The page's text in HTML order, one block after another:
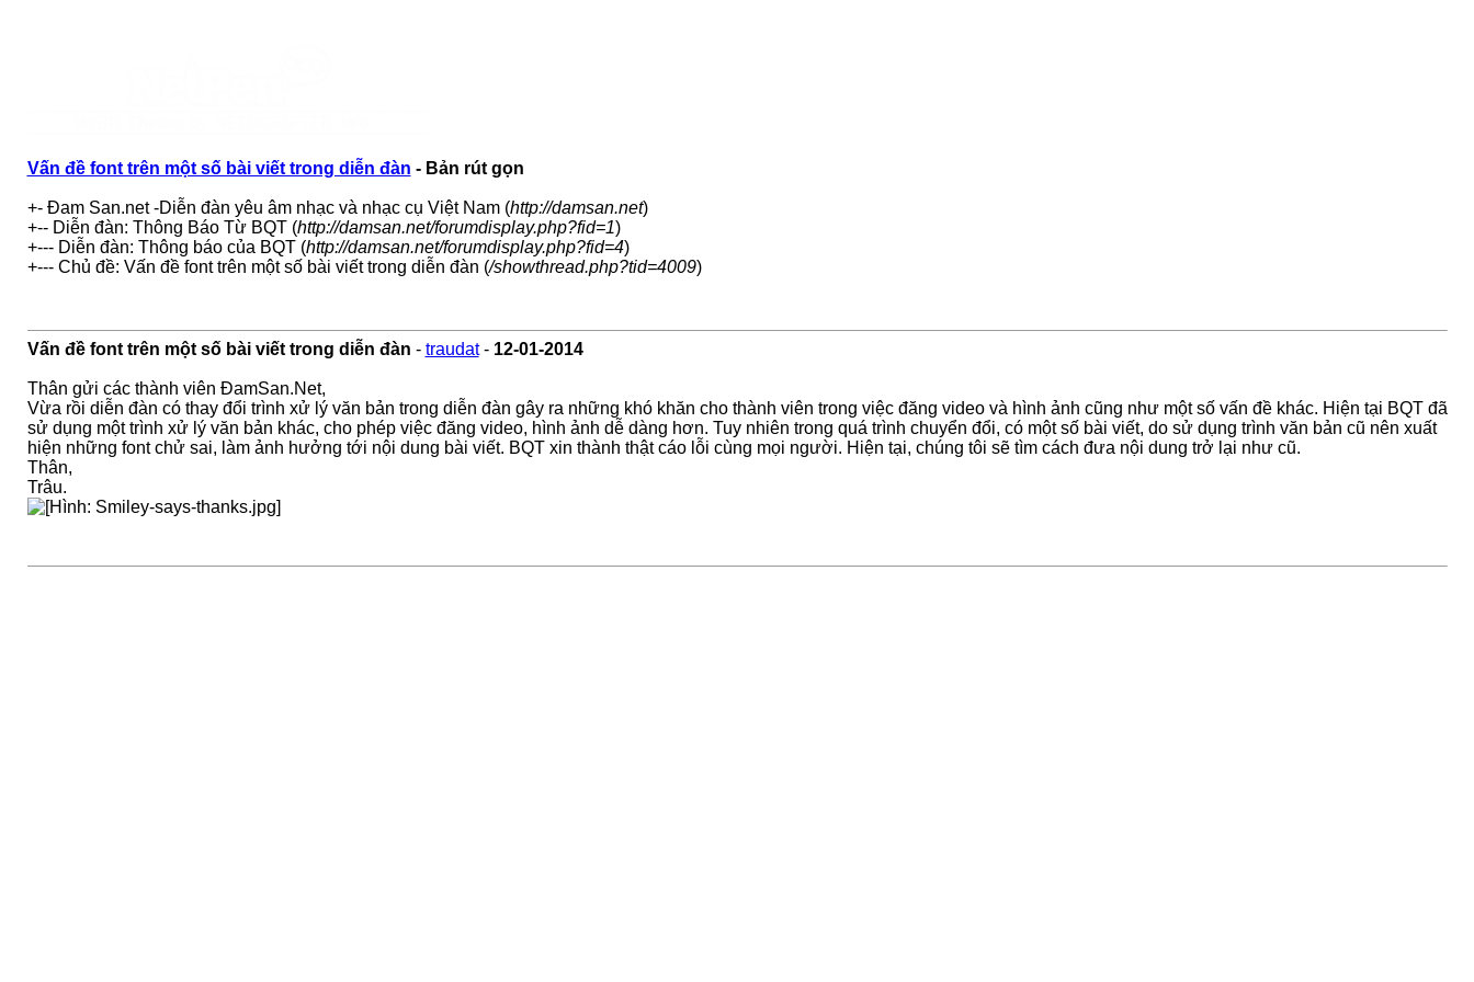
Vấn đề font trên một số bài viết trong diễn đàn - Bản rút gọn
+- Đam San.net -Diễn đàn yêu âm nhạc và nhạc cụ Việt Nam (http://damsan.net)
+-- Diễn đàn: Thông Báo Từ BQT (http://damsan.net/forumdisplay.php?fid=1)
+--- Diễn đàn: Thông báo của BQT (http://damsan.net/forumdisplay.php?fid=4)
+--- Chủ đề: Vấn đề font trên một số bài viết trong diễn đàn (/showthread.php?tid=4009)
Vấn đề font trên một số bài viết trong diễn đàn - traudat- 12-01-2014
Thân gửi các thành viên ĐamSan.Net,
Vừa rồi diễn đàn có thay đổi trình xử lý văn bản trong diễn đàn gây ra những khó khăn cho thành viên trong việc đăng video và hình ảnh cũng như một số vấn đề khác. Hiện tại BQT đã
sử dụng một trình xử lý văn bản khác, cho phép việc đăng video, hình ảnh dễ dàng hơn. Tuy nhiên trong quá trình chuyển đổi, có một số bài viết, do sử dụng trình văn bản cũ nên xuất
hiện những font chử sai, làm ảnh hưởng tới nội dung bài viết. BQT xin thành thật cáo lỗi cùng mọi người. Hiện tại, chúng tôi sẽ tìm cách đưa nội dung trở lại như cũ.
Thân,
Trâu.